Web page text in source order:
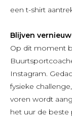
een t-shirt
Blijven
Op dit moment
Instagram.
fysieke
voren wordt
het uur de beste